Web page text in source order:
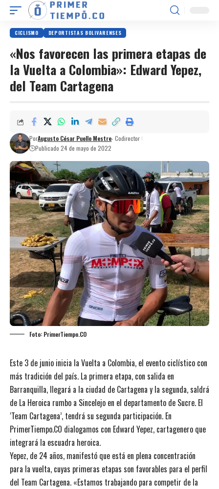
CICLISMO DEPORTISTAS BOLIVARENSES
«Nos favorecen las primera etapas de
la Vuelta a Colombia»: Edward Yepez,
del Team Cartagena
PorAugusto César Puello Mestre- Codirector
Publicado 24 de mayo de 2022
Foto: PrimerTiempo.CO
Este 3 de junio inicia la Vuelta a Colombia, el evento ciclístico con
más tradición del país. La primera etapa, con salida en
Barranquilla, llegará a la ciudad de Cartagena y la segunda, saldrá
de La Heroica rumbo a Sincelejo en el departamento de Sucre. El
‘Team Cartagena’, tendrá su segunda participación. En
PrimerTiempo.CO dialogamos con Edward Yepez, cartagenero que
integrará la escuadra heroica.
Yepez, de 24 años, manifestó que está en plena concentración
para la vuelta, cuyas primeras etapas son favorables para el perfil
del Team Cartagena. «Estamos trabajando para competir de la